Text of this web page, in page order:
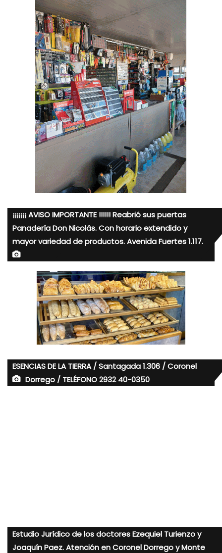
¡¡¡¡¡¡¡ AVISO IMPORTANTE !!!!!! Reabrió sus puertas
Panadería Don Nicolás. Con horario extendido y
mayor variedad de productos. Avenida Fuertes 1.117.
ESENCIAS DE LA TIERRA / Santagada 1.306 / Coronel
Dorrego / TELÉFONO 2932 40-0350
Estudio Jurídico de los doctores Ezequiel Turienzo y
Joaquín Paez. Atención en Coronel Dorrego y Monte